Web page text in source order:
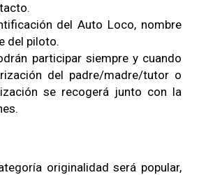
del Auto Loco, nombre
del piloto.
participar siempre y cuando
del padre/madre/tutor o
se recogerá junto con la
originalidad será popular,